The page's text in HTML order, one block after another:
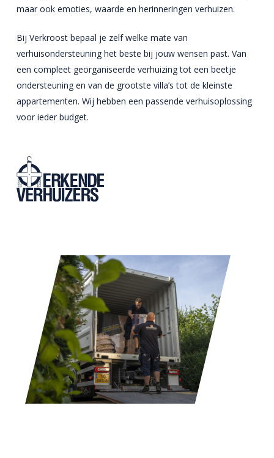
maar ook emoties, waarde en herinneringen verhuizen.
Bij Verkroost bepaal je zelf welke mate van
verhuisondersteuning het beste bij jouw wensen past. Van
een compleet georganiseerde verhuizing tot een beetje
ondersteuning en van de grootste villa’s tot de kleinste
appartementen. Wij hebben een passende verhuisoplossing
voor ieder budget.